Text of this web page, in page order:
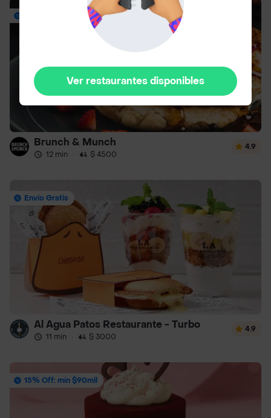
Brunch & Munch
12 min · $ 4500
4.9
Envío Gratis
Al Agua Patos Restaurante - Turbo
11 min · $ 3000
4.9
15% Off: mín $90mil
Ver restaurantes disponibles